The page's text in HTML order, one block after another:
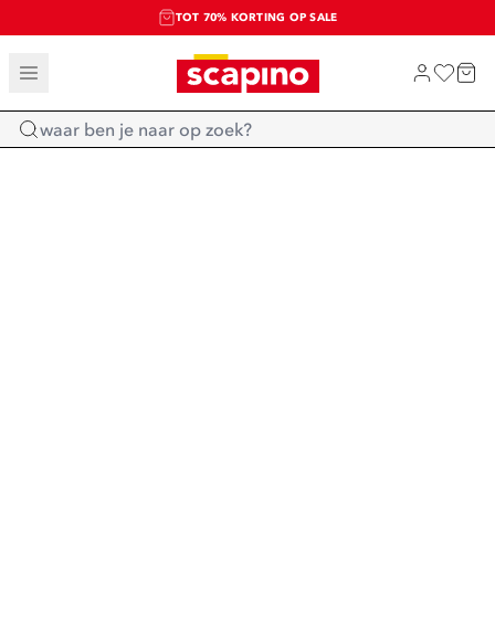
TOT 70% KORTING OP SALE
SALE: LAATSTE KANS!
SHOP NIEUW
Home